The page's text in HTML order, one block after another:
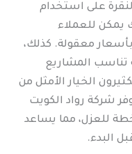
على استخدام
يمكن للعملاء
معقولة. كذلك،
تناسب المشاريع
الخيار الأمثل من
شركة رواد الكويت
للعزل، مما يساعد
البدء.